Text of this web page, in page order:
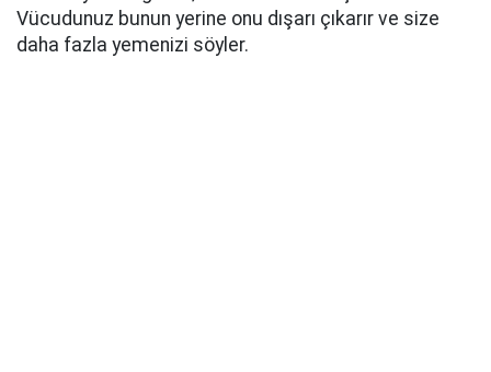
Vücudunuz bunun yerine onu dışarı çıkarır ve size
daha fazla yemenizi söyler.